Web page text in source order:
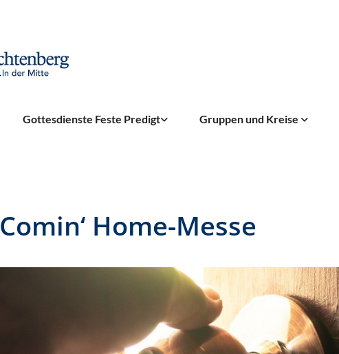
Gottesdienste Feste Predigt Gruppen und Kreise
Comin‘ Home-Messe